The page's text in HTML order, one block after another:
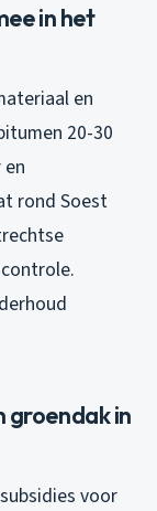
in het
en
20-30
rond Soest
groendak in
voor